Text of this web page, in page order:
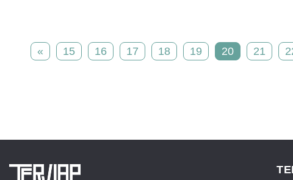
« 15 16 17 18 19 20 21